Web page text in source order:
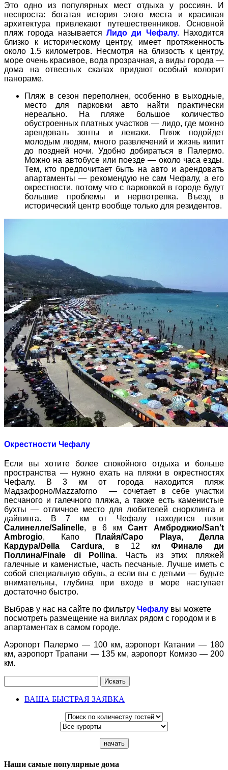
Это одно из популярных мест отдыха у россиян. И
неспроста: богатая история этого места и красивая
архитектура привлекают путешественников. Основной
пляж города называется Лидо ди Чефалу.Находится
близко к историческому центру, имеет протяженность
около 1.5 километров. Несмотря на близость к центру,
море очень красивое, вода прозрачная, а виды города —
дома на отвесных скалах придают особый колорит
панораме.
Пляж в сезон переполнен, особенно в выходные,
место для парковки авто найти практически
нереально. На пляже большое количество
обустроенных платных участков — лидо, где можно
арендовать зонты и лежаки. Пляж подойдет
молодым людям, много развлечений и жизнь кипит
до поздней ночи. Удобно добираться в Палермо.
Можно на автобусе или поезде — около часа езды.
Тем, кто предпочитает быть на авто и арендовать
апартаменты — рекомендую не сам Чефалу, а его
окрестности, потому что с парковкой в городе будут
большие проблемы и нервотрепка. Въезд в
исторический центр вообще только для резидентов.
Окрестности Чефалу
Если вы хотите более спокойного отдыха и больше
пространства — нужно ехать на пляжи в окрестностях
Чефалу. В 3 км от города находится пляж
Мадзафорно/Mazzaforno — сочетает в себе участки
песчаного и галечного пляжа, а также есть каменистые
бухты — отличное место для любителей снорклинга и
дайвинга. В 7 км от Чефалу находится пляж
Салинелле/Salinelle, в 6 кмСант Амброджио/San’t
Ambrogio, Капо
Плайя/Capo Playa, Делла
Кардура/Della Cardura, в 12 кмФинале ди
Поллина/Finale di Pollina. Часть из этих пляжей
галечные и каменистые, часть песчаные. Лучше иметь с
собой специальную обувь, а если вы с детьми — будьте
внимательны, глубина при входе в море наступает
достаточно быстро.
Выбрав у нас на сайте по фильтру Чефалу вы можете
посмотреть размещение на виллах рядом с городом и в
апартаментах в самом городе.
Аэропорт Палермо — 100 км, аэропорт Катании — 180
км, аэропорт Трапани — 135 км, аэропорт Комизо — 200
км.
Искать
ВАША БЫСТРАЯ ЗАЯВКА
Наши самые популярные дома